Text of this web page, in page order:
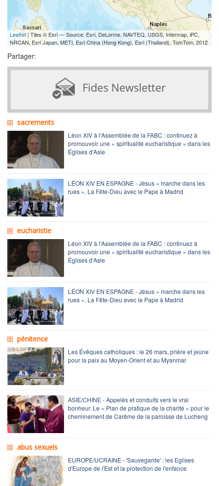
Leaflet | Tiles © Esri — Source: Esri, DeLorme, NAVTEQ, USGS, Intermap, iPC,
NRCAN, Esri Japan, METI, Esri China (Hong Kong), Esri (Thailand), TomTom, 2012
Partager:
sacrements
Léon XIV à l'Assemblée de la FABC : continuez à
promouvoir une « spiritualité eucharistique » dans les
Églises d'Asie
LÉON XIV EN ESPAGNE - Jésus « marche dans les
rues ». La Fête-Dieu avec le Pape à Madrid
eucharistie
Léon XIV à l'Assemblée de la FABC : continuez à
promouvoir une « spiritualité eucharistique » dans les
Églises d'Asie
LÉON XIV EN ESPAGNE - Jésus « marche dans les
rues ». La Fête-Dieu avec le Pape à Madrid
pénitence
Les Évêques catholiques : le 26 mars, prière et jeûne
pour la paix au Moyen-Orient et au Myanmar
ASIE/CHINE - Appelés et conduits vers le vrai
bonheur. Le « Plan de pratique de la charité » pour le
cheminement de Carême de la paroisse de Lucheng
abus sexuels
EUROPE/UCRAINE - 'Sauvegarde' : les Eglises
d'Europe de l'Est et la protection de l'enfance